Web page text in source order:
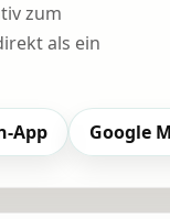
zum
als ein
App Google